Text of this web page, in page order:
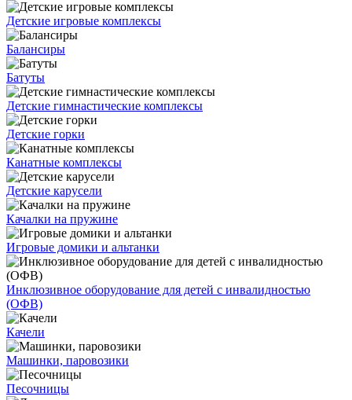
Детские игровые комплексы
Балансиры
Батуты
Детские гимнастические комплексы
Детские горки
Канатные комплексы
Детские карусели
Качалки на пружине
Игровые домики и альтанки
Инклюзивное оборудование для детей с инвалидностью
(ОФВ)
Качели
Машинки, паровозики
Песочницы